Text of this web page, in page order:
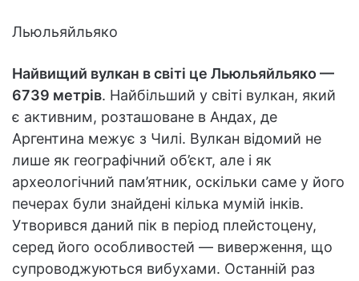
Льюльяйльяко
Найвищий вулкан в світі це Льюльяйльяко —
6739 метрів. Найбільший у світі вулкан, який
є активним, розташоване в Андах, де
Аргентина межує з Чилі. Вулкан відомий не
лише як географічний об’єкт, але і як
археологічний пам’ятник, оскільки саме у його
печерах були знайдені кілька мумій інків.
Утворився даний пік в період плейстоцену,
серед його особливостей — виверження, що
супроводжуються вибухами. Останній раз